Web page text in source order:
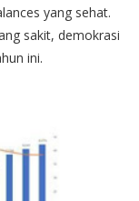
yang sehat.
sakit, demokrasi
ini.